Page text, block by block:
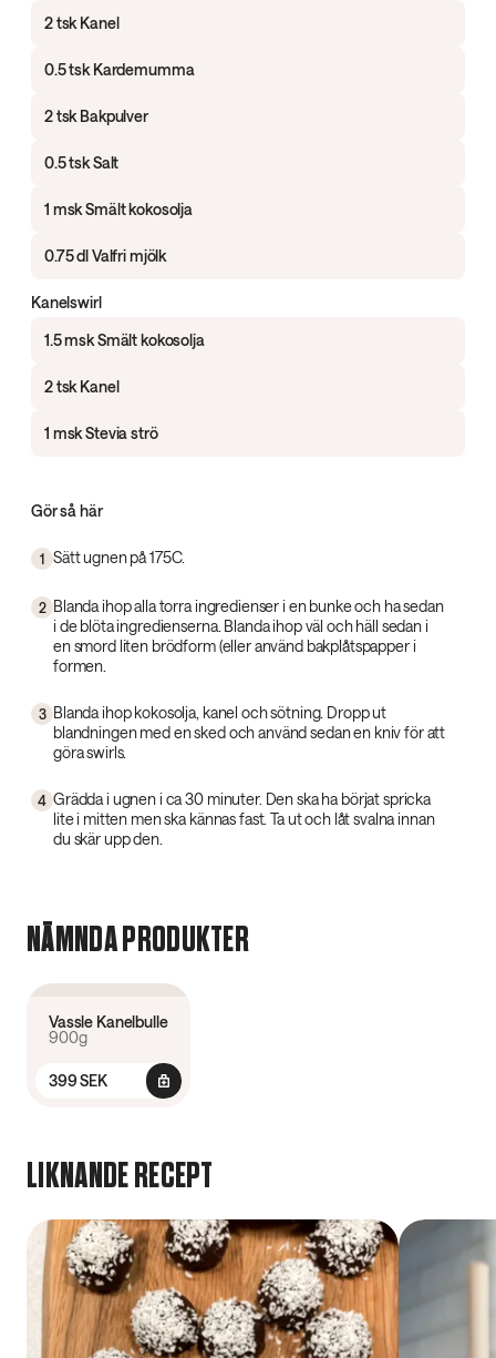
2 tsk Kanel
0.5 tsk Kardemumma
2 tsk Bakpulver
0.5 tsk Salt
1 msk Smält kokosolja
0.75 dl Valfri mjölk
Kanelswirl
1.5 msk Smält kokosolja
2 tsk Kanel
1 msk Stevia strö
Gör så här
1 Sätt ugnen på 175C.
2
Blanda ihop alla torra ingredienser i en bunke och ha sedan
i de blöta ingredienserna. Blanda ihop väl och häll sedan i
en smord liten brödform (eller använd bakplåtspapper i
formen.
3
Blanda ihop kokosolja, kanel och sötning. Dropp ut
blandningen med en sked och använd sedan en kniv för att
göra swirls.
4 Grädda i ugnen i ca 30 minuter. Den ska ha börjat spricka
lite i mitten men ska kännas fast. Ta ut och låt svalna innan
du skär upp den.
NÄMNDA PRODUKTER
Vassle Kanelbulle
900g
399 SEK
LIKNANDE RECEPT